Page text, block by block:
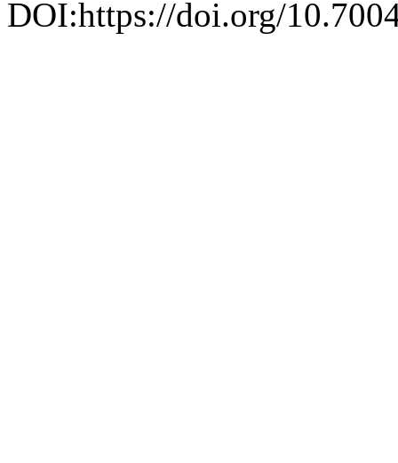
DOI:https://doi.org/